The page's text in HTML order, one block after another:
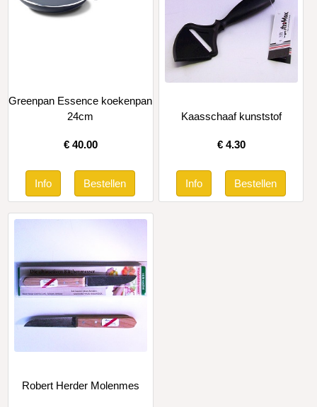
Greenpan Essence koekenpan
24cm
€ 40.00
Kaasschaaf kunststof
€ 4.30
Robert Herder Molenmes